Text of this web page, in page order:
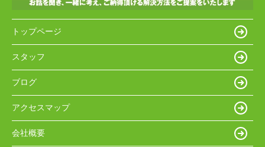
トップページ
スタッフ
ブログ
アクセスマップ
会社概要